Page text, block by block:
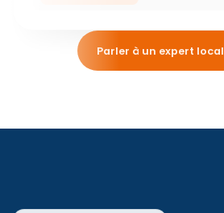
Parler à un expert local